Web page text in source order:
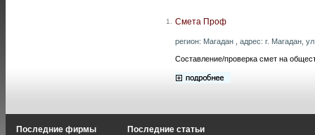
1. Смета Проф
регион: Магадан , адрес: г. Магадан,
Составление/проверка смет на
Последние фирмы Последние статьи